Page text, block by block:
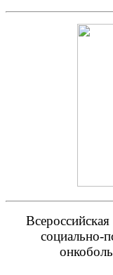
социально-